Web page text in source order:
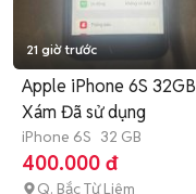
21 giờ trước
Apple iPhone 6S 32GB
Xám Đã sử dụng
iPhone 6S 32 GB
400.000 đ
Q. Bắc Từ Liêm